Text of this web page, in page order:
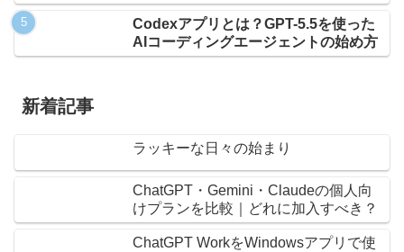
Codexアプリとは？GPT-5.5を使った
AIコーディングエージェントの始め方
新着記事
ラッキーな日々の始まり
ChatGPT・Gemini・Claudeの個人向
けプランを比較｜どれに加入すべき？
ChatGPT WorkをWindowsアプリで使